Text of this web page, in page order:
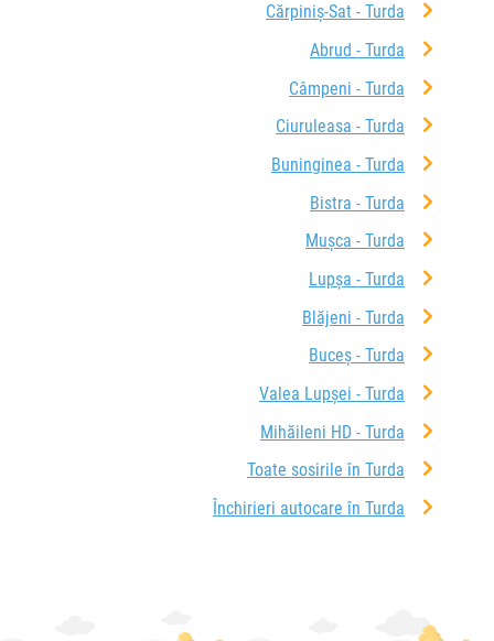
Cărpiniș-Sat - Turda
Abrud - Turda
Câmpeni - Turda
Ciuruleasa - Turda
Buninginea - Turda
Bistra - Turda
Mușca - Turda
Lupșa - Turda
Blăjeni - Turda
Buceș - Turda
Valea Lupșei - Turda
Mihăileni HD - Turda
Toate sosirile în Turda
Închirieri autocare în Turda